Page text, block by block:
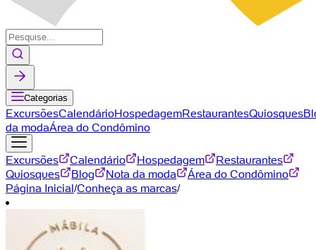
Categorias
ExcursõesCalendárioHospedagemRestaurantesQuiosques
da modaÁrea do Condômino
Excursões Calendário Hospedagem
Restaurantes
Quiosques
Blog Nota da moda
Área do Condômino
Página Inicial/Conheça as marcas/